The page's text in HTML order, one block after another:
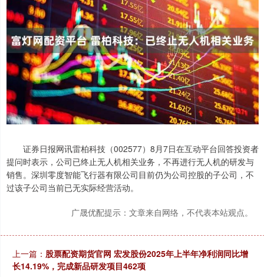
证券日报网讯雷柏科技（002577）8月7日在互动平台回答投资者
提问时表示，公司已终止无人机相关业务，不再进行无人机的研发与
销售。深圳零度智能飞行器有限公司目前仍为公司控股的子公司，不
过该子公司当前已无实际经营活动。
广晟优配提示：文章来自网络，不代表本站观点。
上一篇： 股票配资期货官网 宏发股份2025年上半年净利润同比增
长14.19%，完成新品研发项目462项